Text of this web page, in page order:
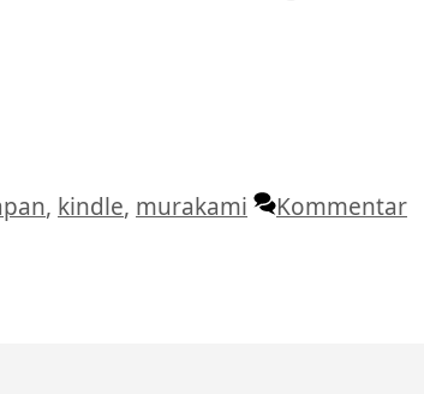
, kindle, murakami
Kommentar